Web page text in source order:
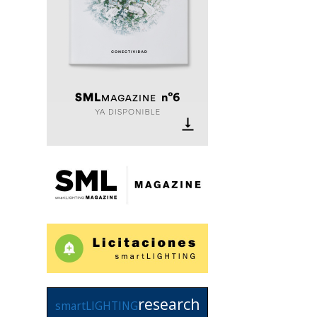
smartLIGHTINGresearch